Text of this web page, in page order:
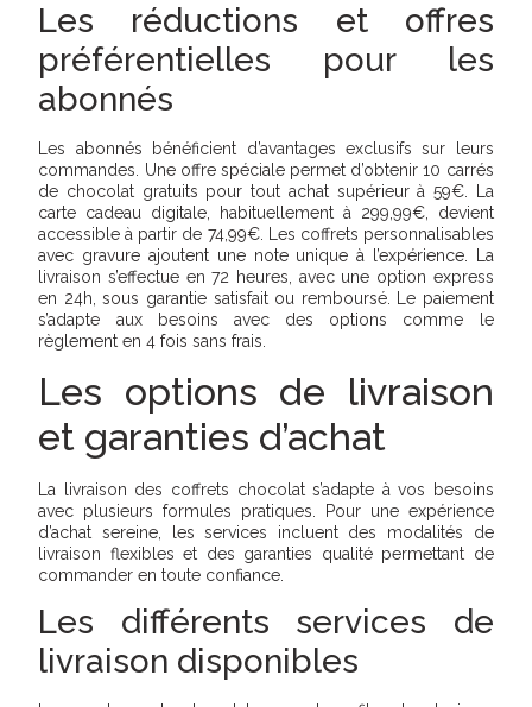
Les réductions et offres
préférentielles pour les
abonnés
Les abonnés bénéficient d’avantages exclusifs sur leurs
commandes. Une offre spéciale permet d’obtenir 10 carrés
de chocolat gratuits pour tout achat supérieur à 59€. La
carte cadeau digitale, habituellement à 299,99€, devient
accessible à partir de 74,99€. Les coffrets personnalisables
avec gravure ajoutent une note unique à l’expérience. La
livraison s’effectue en 72 heures, avec une option express
en 24h, sous garantie satisfait ou remboursé. Le paiement
s’adapte aux besoins avec des options comme le
règlement en 4 fois sans frais.
Les options de livraison
et garanties d’achat
La livraison des coffrets chocolat s’adapte à vos besoins
avec plusieurs formules pratiques. Pour une expérience
d’achat sereine, les services incluent des modalités de
livraison flexibles et des garanties qualité permettant de
commander en toute confiance.
Les différents services de
livraison disponibles